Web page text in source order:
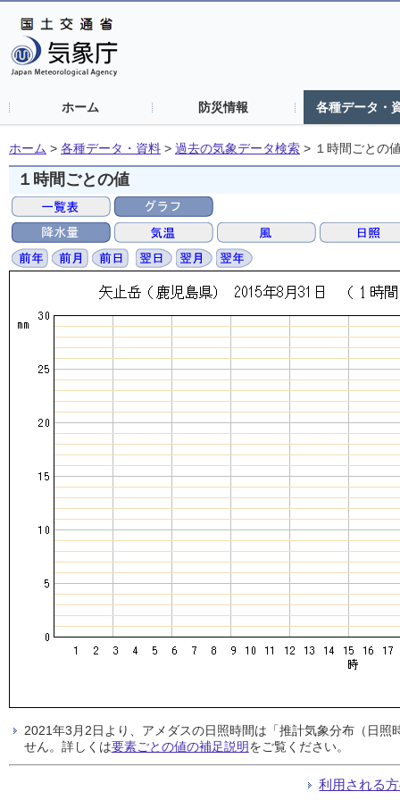
ホーム 防災情報 各種データ・
ホーム > 各種データ・資料 > 過去の気象データ検索 > １時間ごとの
１時間ごとの値
2021年3月2日より、アメダスの日照時間は「推計気象分布（日
せん。詳しくは要素ごとの値の補足説明をご覧ください。
利用される